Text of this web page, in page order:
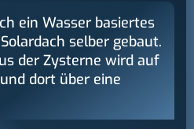
ein Wasser basiertes
selber gebaut.
der Zysterne wird auf
dort über eine